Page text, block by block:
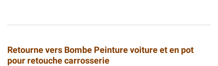
Retourne vers Bombe Peinture voiture et en pot
pour retouche carrosserie